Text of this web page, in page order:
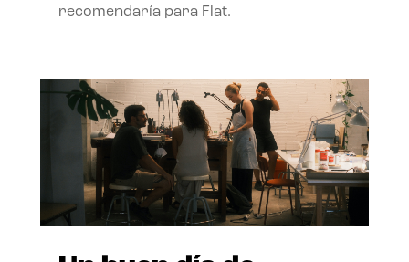
recomendaría para Flat.